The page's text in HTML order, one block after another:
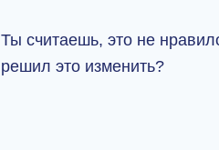
Ты считаешь, это не
решил это изменить?